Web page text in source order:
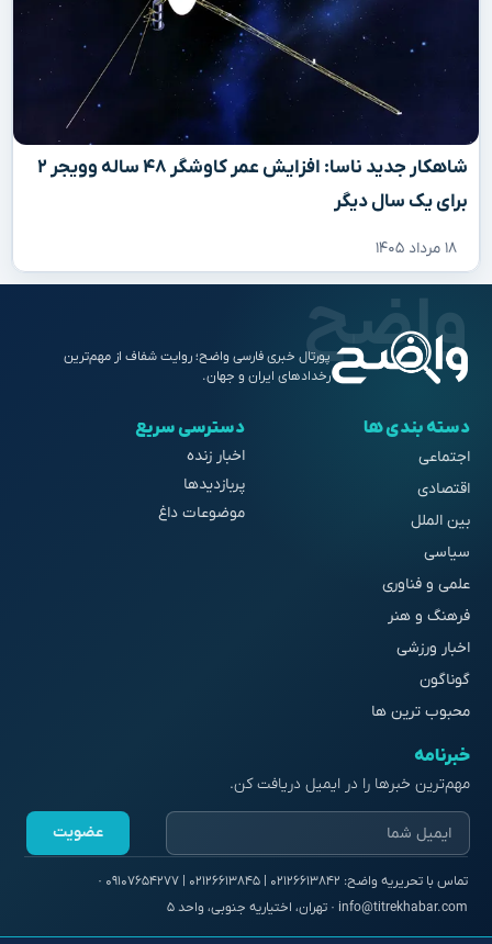
شاهکار جدید ناسا: افزایش عمر کاوشگر ۴۸ ساله وویجر ۲
برای یک سال دیگر
۱۸ مرداد ۱۴۰۵
پورتال خبری فارسی واضح؛ روایت شفاف از مهم‌ترین
رخدادهای ایران و جهان.
دسته بندی ها
اجتماعی
اقتصادی
بین الملل
سیاسی
علمی و فناوری
فرهنگ و هنر
اخبار ورزشی
گوناگون
محبوب ترین ها
دسترسی سریع
اخبار زنده
پربازدیدها
موضوعات داغ
خبرنامه
مهم‌ترین خبرها را در ایمیل دریافت کن.
عضویت